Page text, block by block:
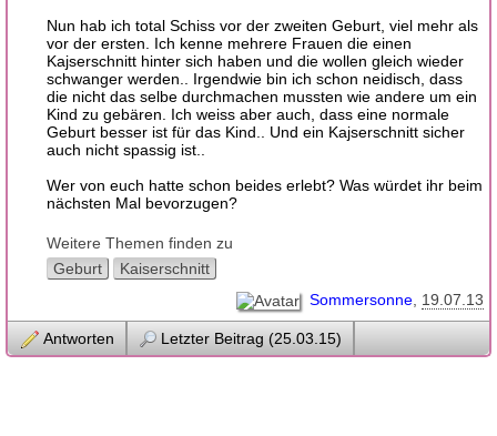
Nun hab ich total Schiss vor der zweiten Geburt, viel mehr als
vor der ersten. Ich kenne mehrere Frauen die einen
Kajserschnitt hinter sich haben und die wollen gleich wieder
schwanger werden.. Irgendwie bin ich schon neidisch, dass
die nicht das selbe durchmachen mussten wie andere um ein
Kind zu gebären. Ich weiss aber auch, dass eine normale
Geburt besser ist für das Kind.. Und ein Kajserschnitt sicher
auch nicht spassig ist..
Wer von euch hatte schon beides erlebt? Was würdet ihr beim
nächsten Mal bevorzugen?
Weitere Themen finden zu
Geburt
Kaiserschnitt
Sommersonne 19.07.13
Antworten Letzter Beitrag (25.03.15)